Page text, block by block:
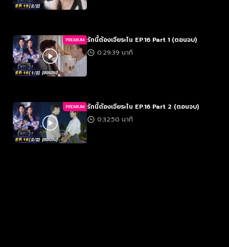
PREMIUM รักนี้ต้องเจียระไน EP.16 Part 1 (ตอนจบ)
0:29:39 นาที
PREMIUM รักนี้ต้องเจียระไน EP.16 Part 2 (ตอนจบ)
0:32:50 นาที